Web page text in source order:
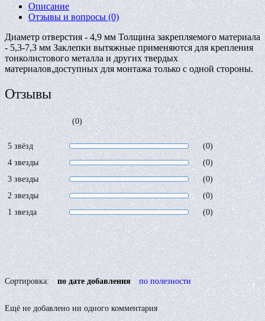
Описание
Отзывы и вопросы(0)
Диаметр отверстия - 4,9 мм Толщина закрепляемого материала
- 5,3-7,3 мм Заклепки вытяжные применяются для крепления
тонколистового металла и других твердых
материалов,доступных для монтажа только с одной стороны.
Отзывы
(0)
5 звёзд
(0)
4 звезды
(0)
3 звезды
(0)
2 звезды
(0)
1 звезда
(0)
Сортировка: по дате добавления по полезности
Ещё не добавлено ни одного комментария